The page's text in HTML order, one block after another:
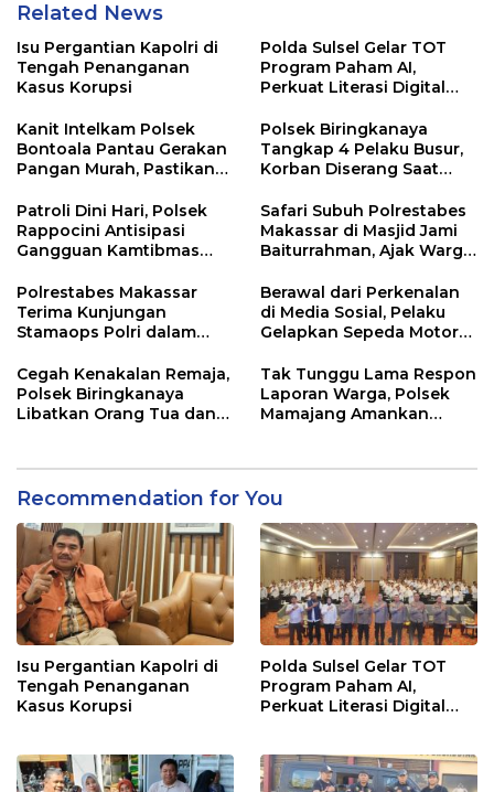
Related News
Isu Pergantian Kapolri di
Tengah Penanganan
Kasus Korupsi
Polda Sulsel Gelar TOT
Program Paham AI,
Perkuat Literasi Digital
Kanit Intelkam Polsek
Bontoala Pantau Gerakan
Pangan Murah, Pastikan
dan Tertib
Polsek Biringkanaya
Tangkap 4 Pelaku Busur,
Korban Diserang Saat
Patroli Dini Hari, Polsek
Rappocini Antisipasi
Gangguan Kamtibmas
Safari Subuh Polrestabes
Makassar di Masjid Jami
Baiturrahman, Ajak Warga
dan Jaga Kamtibmas
Polrestabes Makassar
Terima Kunjungan
Stamaops Polri dalam
SPKT dan Pamapta
Berawal dari Perkenalan
di Media Sosial, Pelaku
Gelapkan Sepeda Motor
Biringkanaya
Cegah Kenakalan Remaja,
Polsek Biringkanaya
Libatkan Orang Tua dan
Tak Tunggu Lama Respon
Laporan Warga, Polsek
Mamajang Amankan
Recommendation for You
Isu Pergantian Kapolri di
Tengah Penanganan
Kasus Korupsi
Polda Sulsel Gelar TOT
Program Paham AI,
Perkuat Literasi Digital